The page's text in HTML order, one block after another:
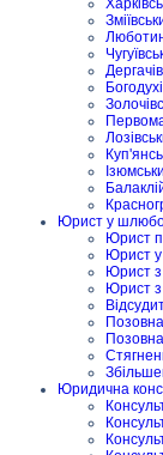
Юрист у
Юрист
Юрист
Юрист
Юрист
Юридична